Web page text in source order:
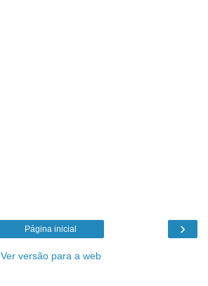
›
Página inicial
Ver versão para a web